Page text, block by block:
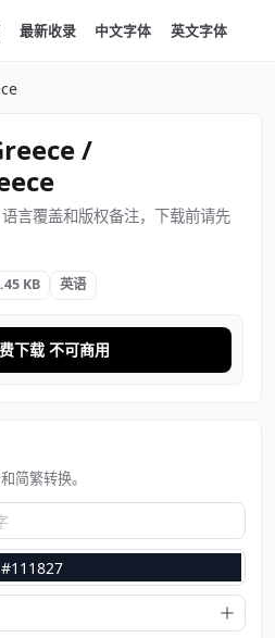
最新收录 中文字体 英文字体
/
言覆盖和版权备注，下载前请先
KB 英语
下载 不可商用
简繁转换。
#111827